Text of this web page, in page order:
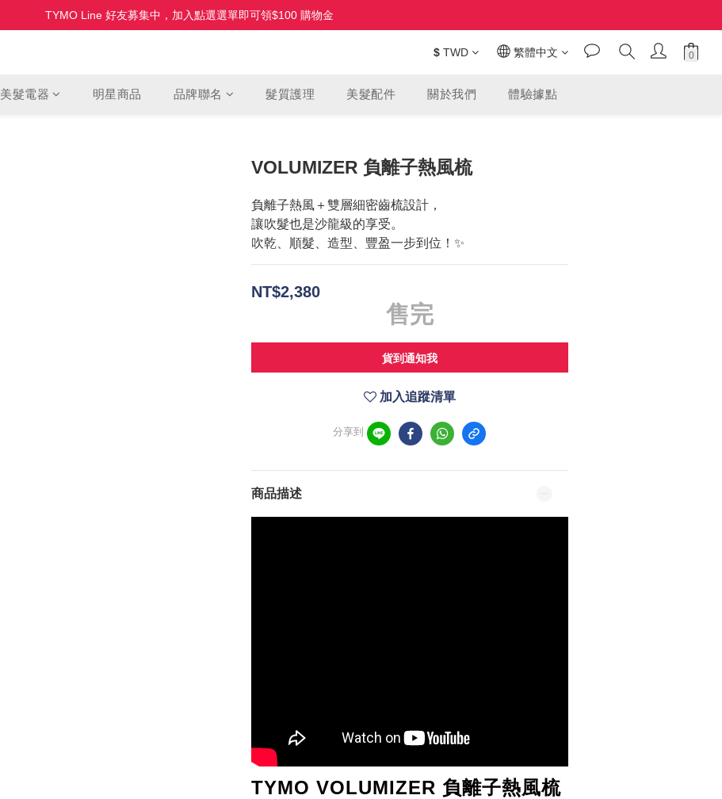
HOLO 3D 水潤離子夾 全新上市 首批限量
TYMO Line 好友募集中，加入點選選單即可領$100 購物金
$ TWD 繁體中文
美髮電器 明星商品 品牌聯名 髮質護理 美髮配件 關於我們 體驗據點
VOLUMIZER 負離子熱風梳
負離子熱風＋雙層細密齒梳設計，
讓吹髮也是沙龍級的享受。
吹乾、順髮、造型、豐盈一步到位！✨
NT$2,380
售完
貨到通知我
加入追蹤清單
分享到
商品描述
TYMO VOLUMIZER 負離子熱風梳